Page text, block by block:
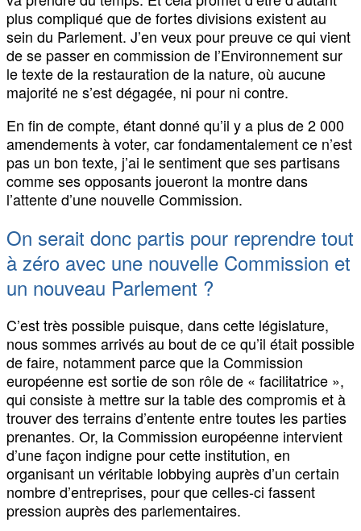
plus compliqué que de fortes divisions existent au
sein du Parlement. J’en veux pour preuve ce qui vient
de se passer en commission de l’Environnement sur
le texte de la restauration de la nature, où aucune
majorité ne s’est dégagée, ni pour ni contre.
En fin de compte, étant donné qu’il y a plus de 2 000
amendements à voter, car fondamentalement ce n’est
pas un bon texte, j’ai le sentiment que ses partisans
comme ses opposants joueront la montre dans
l’attente d’une nouvelle Commission.
On serait donc partis pour reprendre tout
à zéro avec une nouvelle Commission et
un nouveau Parlement ?
C’est très possible puisque, dans cette législature,
nous sommes arrivés au bout de ce qu’il était possible
de faire, notamment parce que la Commission
européenne est sortie de son rôle de « facilitatrice »,
qui consiste à mettre sur la table des compromis et à
trouver des terrains d’entente entre toutes les parties
prenantes. Or, la Commission européenne intervient
d’une façon indigne pour cette institution, en
organisant un véritable lobbying auprès d’un certain
nombre d’entreprises, pour que celles-ci fassent
pression auprès des parlementaires.